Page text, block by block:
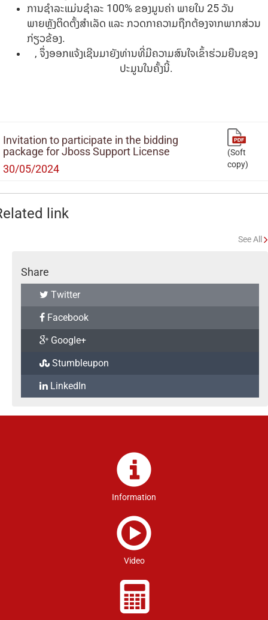
ການຊໍາລະແມ່ນຊຳລະ 100% ຂອງມູນຄ່າ ພາຍໃນ 25 ວັນ
ພາຍຫຼັງຕິດຕັ້ງສຳເລັດ ແລະ ກວດກາຄວາມຖືກຕ້ອງຈາກພາກສ່ວນ
ກ່ຽວຂ້ອງ.
, ຈຶ່ງອອກແຈ້ງເຊີນມາຍັງທ່ານທີ່ມີຄວາມສົນໃຈເຂົ້າຮ່ວມຍືນຊອງ
ປະມູນໃນຄັ້ງນີ້.
Invitation to participate in the bidding
package for Jboss Support License
30/05/2024
(Soft
copy)
link
See All
Share
Twitter
Facebook
Google+
Stumbleupon
LinkedIn
Information
Video